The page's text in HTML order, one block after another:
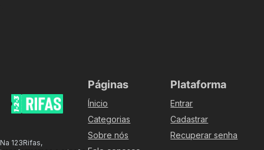
Na 123Rifas,
Páginas
Ínicio
Categorias
Sobre nós
Plataforma
Entrar
Cadastrar
Recuperar senha